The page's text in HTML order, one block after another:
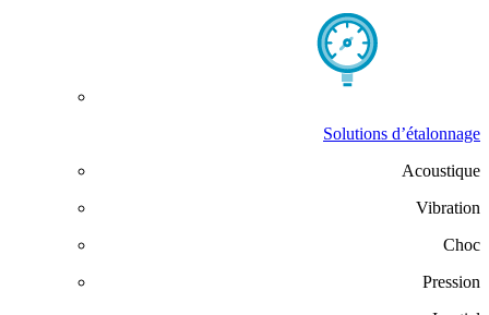
Solutions d’étalonnage
Acoustique
Vibration
Choc
Pression